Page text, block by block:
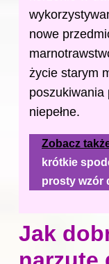
nowe
życie starym
poszukiwania
niepełne.
Zobacz
krótkie
prosty wzór
Jak